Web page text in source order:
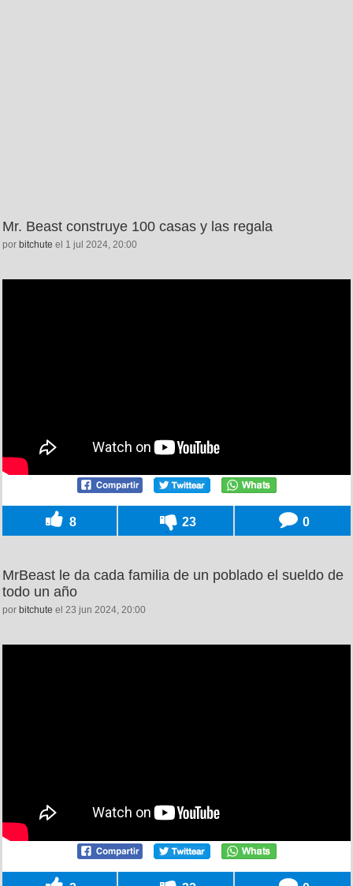
Mr. Beast construye 100 casas y las regala
por bitchute el 1 jul 2024, 20:00
8 23 0
MrBeast le da cada familia de un poblado el sueldo de
todo un año
por bitchute el 23 jun 2024, 20:00